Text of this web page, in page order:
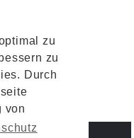
zu
zu
Durch
von